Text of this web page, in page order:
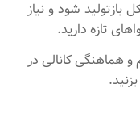
بازتولید شود و نیاز
تازه دارید.
و هماهنگی کانالی در